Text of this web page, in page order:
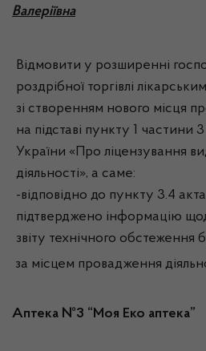
Валеріївна
Відмовити у розширенні
роздрібної торгівлі
зі створенням нового місця
на підставі пункту 1 частини
України «Про ліцензування
діяльності», а саме:
-відповідно до пункту 3.4
підтверджено інформацію
звіту технічного обстеження
за місцем провадження
Аптека №3 “Моя Еко аптека”